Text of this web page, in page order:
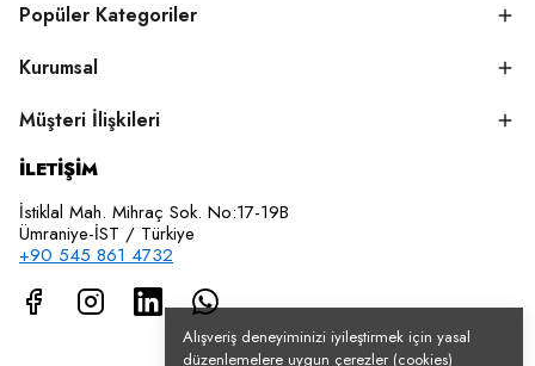
Alışveriş deneyiminizi iyileştirmek için yasal
düzenlemelere uygun çerezler (cookies)
Popüler Kategoriler
Kurumsal
Müşteri İlişkileri
İLETİŞİM
İstiklal Mah. Mihraç Sok. No:17-19B
Ümraniye-İST / Türkiye
+90 545 861 4732